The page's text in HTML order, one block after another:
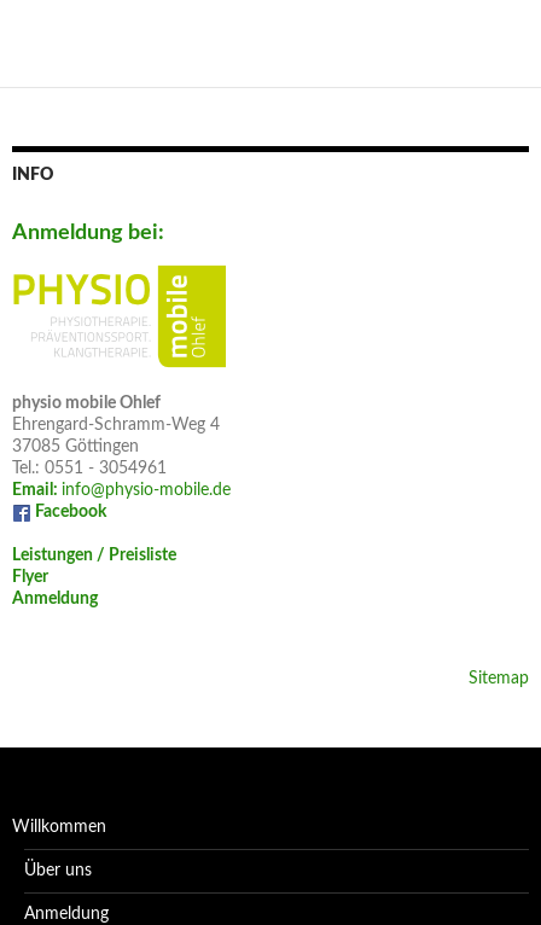
INFO
Anmeldung bei:
physio mobile Ohlef
Ehrengard-Schramm-Weg 4
37085 Göttingen
Tel.: 0551 - 3054961
Email: info@physio-mobile.de
Facebook
Leistungen / Preisliste
Flyer
Anmeldung
Sitemap
Willkommen
Über uns
Anmeldung